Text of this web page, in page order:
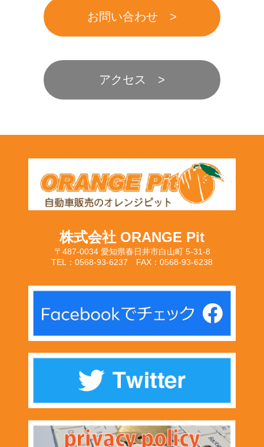
お問い合わせ
アクセス
株式会社 ORANGE Pit
〒487-0034 愛知県春日井市白山町 5-31-8
TEL：0568-93-6237 FAX：0568-93-6238